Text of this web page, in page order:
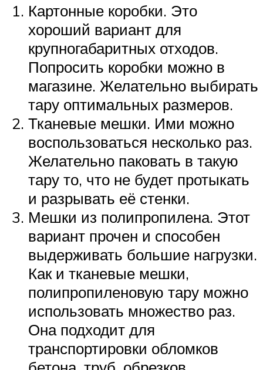
Картонные коробки. Это
хороший вариант для
крупногабаритных отходов.
Попросить коробки можно в
магазине. Желательно выбирать
тару оптимальных размеров.
Тканевые мешки. Ими можно
воспользоваться несколько раз.
Желательно паковать в такую
тару то, что не будет протыкать
и разрывать её стенки.
Мешки из полипропилена. Этот
вариант прочен и способен
выдерживать большие нагрузки.
Как и тканевые мешки,
полипропиленовую тару можно
использовать множество раз.
Она подходит для
транспортировки обломков